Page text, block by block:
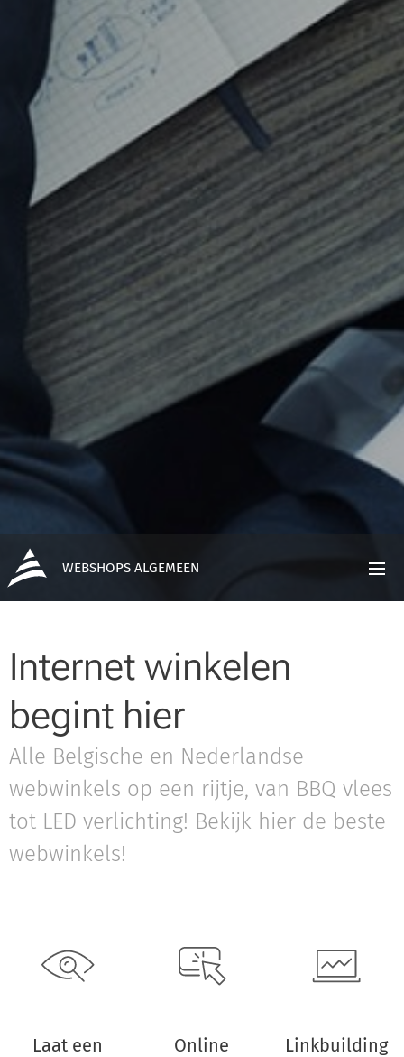
WEBSHOPS ALGEMEEN
Internet winkelen
begint hier
Alle Belgische en Nederlandse
webwinkels op een rijtje, van BBQ vlees
tot LED verlichting! Bekijk hier de beste
webwinkels!
Laat een
Online
Linkbuilding